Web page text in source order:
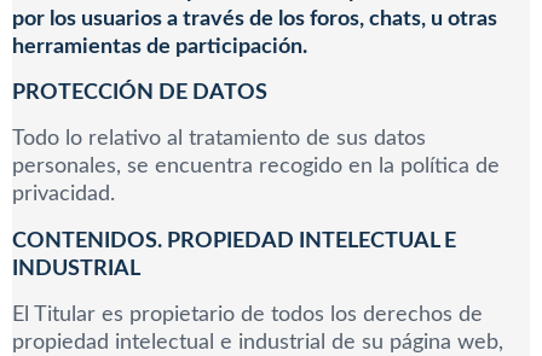
por los usuarios a través de los foros, chats, u otras
herramientas de participación.
PROTECCIÓN DE DATOS
Todo lo relativo al tratamiento de sus datos
personales, se encuentra recogido en la política de
privacidad.
CONTENIDOS. PROPIEDAD INTELECTUAL E
INDUSTRIAL
El Titular es propietario de todos los derechos de
propiedad intelectual e industrial de su página web,